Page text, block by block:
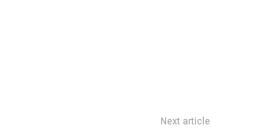
Next article